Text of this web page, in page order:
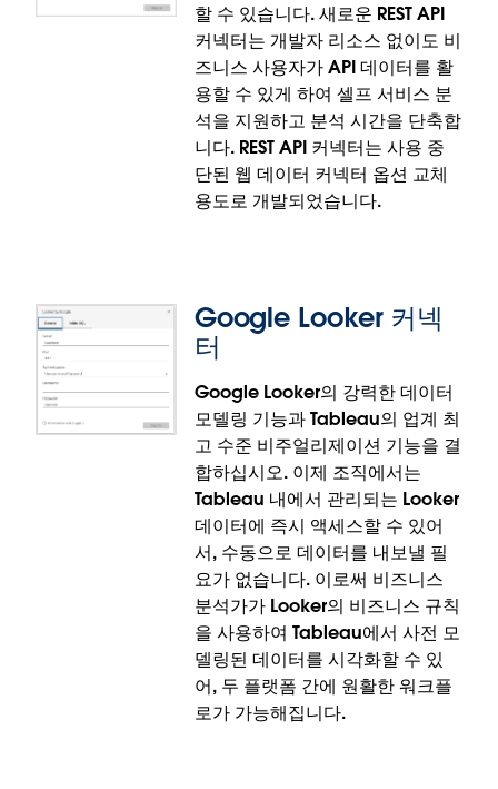
BYOC(자체 커넥터 가져오기, 현재 파일럿 단계)를 통
해 클라우드로의 여정을 가속화하고 거버넌스를 중앙
집중화하십시오. 전용 시스템이나 지원되지 않는 데이
터베이스를 사용하는 조직에서는 이제 사용자 지정 드
라이버와 커넥터를 배포하여 Tableau Cloud로 마이
그레이션할 수 있습니다. BYOC는 웹 작성, 게시된 데이
터 원본, 추출, Tableau Prep 흐름의 모든 기능을 활용
하는 동시에 사이트 수준의 거버넌스와 사용량 모니터
됩니다.
할 수 있습니다. 새로운 REST API
커넥터는 개발자 리소스 없이도 비
즈니스 사용자가 API 데이터를 활
용할 수 있게 하여 셀프 서비스 분
석을 지원하고 분석 시간을 단축합
니다. REST API 커넥터는 사용 중
단된 웹 데이터 커넥터 옵션 교체
용도로 개발되었습니다.
REST API 커넥터
사용자 지정 코드를 작성하지 않고도 REST API 끝점의
데이터에 연결할 수 있습니다. 새로운 REST API 커넥터
는 개발자 리소스 없이도 비즈니스 사용자가 API 데이
터를 활용할 수 있게 하여 셀프 서비스 분석을 지원하
고 분석 시간을 단축합니다. REST API 커넥터는 사용 중
단된 웹 데이터 커넥터 옵션 교체 용도로 개발되었습니
REST API 커넥터는 Tableau Server, Tableau
Desktop, Tableau Prep에 정식 출시되었습니다.
Google Looker 커넥
터
Google Looker의 강력한 데이터
모델링 기능과 Tableau의 업계 최
고 수준 비주얼리제이션 기능을 결
합하십시오. 이제 조직에서는
Tableau 내에서 관리되는 Looker
데이터에 즉시 액세스할 수 있어
서, 수동으로 데이터를 내보낼 필
요가 없습니다. 이로써 비즈니스
분석가가 Looker의 비즈니스 규칙
을 사용하여 Tableau에서 사전 모
델링된 데이터를 시각화할 수 있
어, 두 플랫폼 간에 원활한 워크플
로가 가능해집니다.